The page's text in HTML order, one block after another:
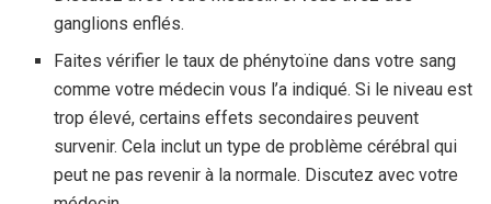
ganglions enflés.
Faites vérifier le taux de phénytoïne dans votre sang
comme votre médecin vous l’a indiqué. Si le niveau est
trop élevé, certains effets secondaires peuvent
survenir. Cela inclut un type de problème cérébral qui
peut ne pas revenir à la normale. Discutez avec votre